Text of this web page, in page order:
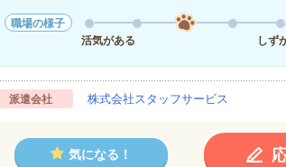
職場の様子
活気がある
しず
派遣会社 株式会社スタッフサービス
気になる！